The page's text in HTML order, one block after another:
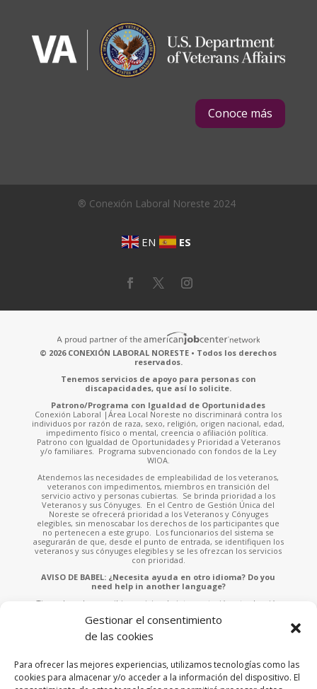
Gestionar el consentimiento
de las cookies
Para ofrecer las mejores experiencias, utilizamos tecnologías como las
cookies para almacenar y/o acceder a la información del dispositivo. El
Conoce más
® Conexión Laboral Noreste 2024
EN ES
© 2026 CONEXIÓN LABORAL NORESTE • Todos los derechos
reservados.
Tenemos servicios de apoyo para personas con
discapacidades, que así lo solicite.
Patrono/Programa con Igualdad de Oportunidades
Conexión Laboral |Área Local Noreste no discriminará contra los
individuos por razón de raza, sexo, religión, origen nacional, edad,
impedimento físico o mental, creencia o afiliación política.
Patrono con Igualdad de Oportunidades y Prioridad a Veteranos
y/o familiares. Programa subvencionado con fondos de la Ley
WIOA.
Atendemos las necesidades de empleabilidad de los veteranos,
veteranos con impedimentos, miembros en transición del
servicio activo y personas cubiertas. Se brinda prioridad a los
Veteranos y sus Cónyuges. En el Centro de Gestión Única del
Noreste se ofrecerá prioridad a los Veteranos y Cónyuges
elegibles, sin menoscabar los derechos de los participantes que
no pertenecen a este grupo. Los funcionarios del sistema se
asegurarán de que, desde el punto de entrada, se identifiquen los
veteranos y sus cónyuges elegibles y se les ofrezcan los servicios
con prioridad.
AVISO DE BABEL: ¿Necesita ayuda en otro idioma? Do you
need help in another language?
Tiene derecho a recibir servicios de interpretación y traducción
empleados o llame al 787-953-4700 x.902 e indíquenos el idioma
que habla para asistirle. You have the right to receive free
interpretation and translation services. Please ask any of our staff
Esta página fue financiada por una subvención otorgada por la